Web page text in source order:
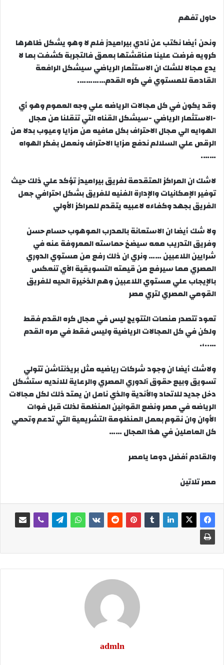
حاول تفهم
ونحن أيضا نكتب عن نادي بيراميدز فلم لا وهو يشكل ظاهرها
كرويه فرضت علينا مناقشتها بعمق فالتجربة كشفت بما لا
يدع مجالا للشك ان الاستثمار الرياضي سيشكل الرافعة
القادمة للمستوي في كره القدم………….
وقد يكون في كل مجالات الرياضه علي وجه العموم وهو أي
-الاستثمار الرياضي -سيشكل القناه التي تنقلنا من مجال
الهوايه الي مجال الاحتراف بكل مافيه من مزايا وعيوب بدلا من
الرقص علي السلالم ندفع مزايا الاحتراف ونعمل بفكر الهواه
…….
لاشك ان المراكز المتقدمة لفريق بيراميدز تؤكد علي ذلك حيث
توفير الإمكانيات والإدارة الفنيه للفريق بشكل احترافي جعل
الفريق بجهد وكفاءه لاعبيه يتقدم للمراكز الأولي
ولا شك أيضا ان الاستعانة بالمدرب الموهوب حسام حسن
وفريق التدريب معه سيضخ حماسته المعروفة عنه في
شرايين اللاعبين …… ونري ان ذلك رفع من مستوي الدوري
المصري مما سيرفع من قيمته التسويقية الآي تنعكس
بالإيجاب علي مستوي اللاعبين وهم الذخيرة الحيه للفريق
القومي المصري لتري مصر
تعود تتصدر منصات التتويج ليس في مجال كره القدم فقط
ولكن في كل المجالات الرياضية وليس فقط في مره القدم
…..،.
ولاشك أيضا ان وجود شركات رياضيه مثل بريذنتاشن تتولي
تسويق وبيع حقوق آلدوري المصري والرعاية للانديه ستشكل
دخل جديد للاتحاد والأندية والذي نامل ان يمتد ذلك لكل مجالات
الرياضه في مصر ونضع القوانين المنظمة لذلك قبل فوات
الأوان وان نقوم بعمل المنظومة التشريعية التي تدعم وتحمي
كل العاملين في هذا المجال ……
والقادم أفضل دوما يامصر
مصر تلاتين
admln